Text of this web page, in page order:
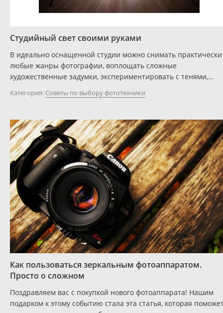
Студийный свет своими руками
В идеально оснащенной студии можно снимать практически
любые жанры фотографии, воплощать сложные
художественные задумки, экспериментировать с тенями,...
Категория: Советы по выбору фототехники
Как пользоваться зеркальным фотоаппаратом.
Просто о сложном
Поздравляем вас с покупкой нового фотоаппарата! Нашим
подарком к этому событию стала эта статья, которая